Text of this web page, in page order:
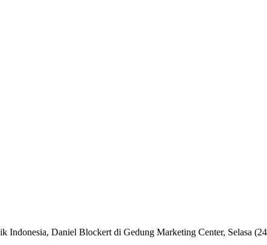
Daniel Blockert di Gedung Marketing Center, Selasa